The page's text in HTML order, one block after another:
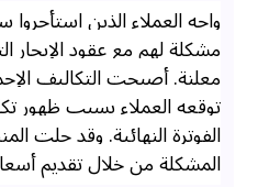
واجه العملاء الذين
مشكلة لهم مع عقود
معلنة. أصبحت التكاليف
توقعه العملاء بسبب ظهور
الفوترة النهائية. وقد حلت
المشكلة من خلال تقديم